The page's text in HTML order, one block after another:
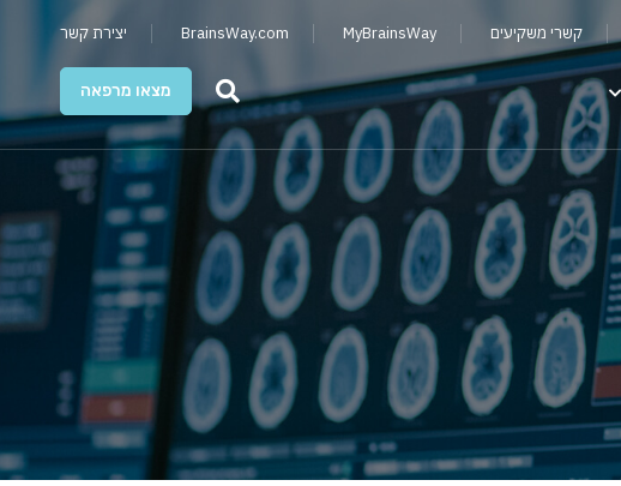
קשרי משקיעים MyBrainsWay
BrainsWay.com יצירת קשר
מצאו מרפאה